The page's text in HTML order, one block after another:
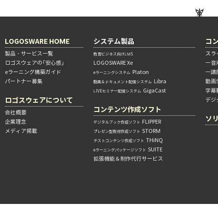
LOGOSWARE HOME
製品・サービス一覧
ロゴスウェアの「安心感」
eラーニング構築ガイド
パートナー募集
ロゴスウェアについて
会社概要
企業理念
メディア掲載
システム製品
教育ビジネス向けLMS
LOGOSWARE Xe
eラーニングシステム Platon
動画＆ドキュメント配信システム Libra
LIVEセミナー配信システム GigaCast
コンテンツ作成ソフト
デジタルブック作成ソフト FLIPPER
プレゼン型教材作成ソフト STORM
テストコンテンツ作成ソフト THiNQ
eラーニングパッケージソフト SUITE
拡張機能＆制作代行サービス
コ
スラ
―音
―講
動画
字幕
デジ
ソ